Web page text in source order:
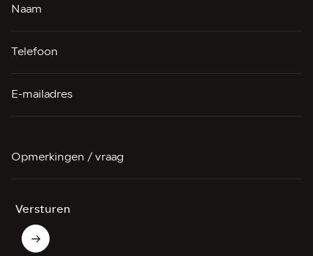
Naam
Telefoon
E-mailadres
Opmerkingen / vraag
Versturen